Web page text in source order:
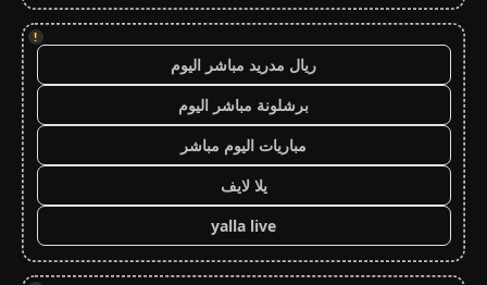
!
ريال مدريد مباشر اليوم
برشلونة مباشر اليوم
مباريات اليوم مباشر
يلا لايف
yalla live